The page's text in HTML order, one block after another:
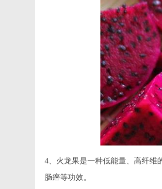
4、火龙果是一种低能量、高纤维
肠癌等功效。